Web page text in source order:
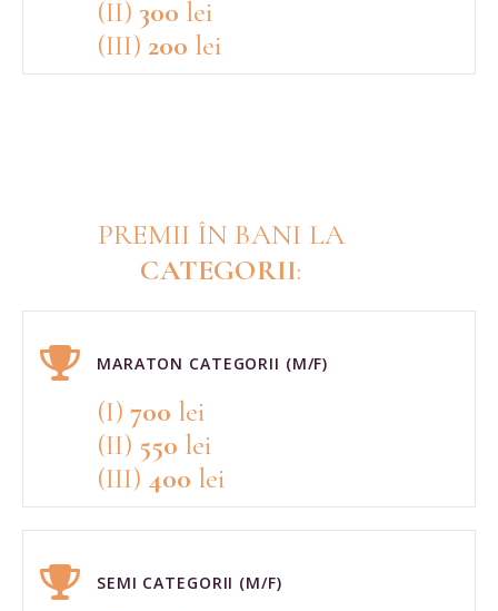
(II) 300 lei
(III) 200 lei
PREMII ÎN BANI LA
CATEGORII:
MARATON CATEGORII (M/F)
(I) 700 lei
(II) 550 lei
(III) 400 lei
SEMI CATEGORII (M/F)